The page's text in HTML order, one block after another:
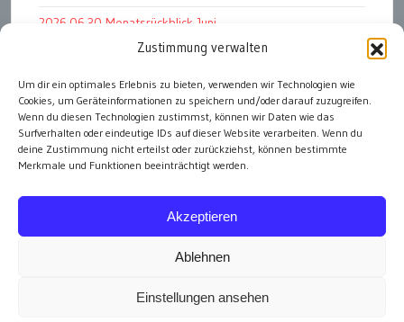
Zustimmung verwalten
Um dir ein optimales Erlebnis zu bieten, verwenden wir Technologien wie
Cookies, um Geräteinformationen zu speichern und/oder darauf zuzugreifen.
Wenn du diesen Technologien zustimmst, können wir Daten wie das
Surfverhalten oder eindeutige IDs auf dieser Website verarbeiten. Wenn du
deine Zustimmung nicht erteilst oder zurückziehst, können bestimmte
Merkmale und Funktionen beeinträchtigt werden.
Akzeptieren
Ablehnen
Einstellungen ansehen
2026.06.30 Monatsrückblick Juni
2026.07.11 Worauf es letztlich ankommt
2026.07.01 Markenwert Studie 2026
2026.07.07 Open Space im Weltmuseum
alle Events
Impressum